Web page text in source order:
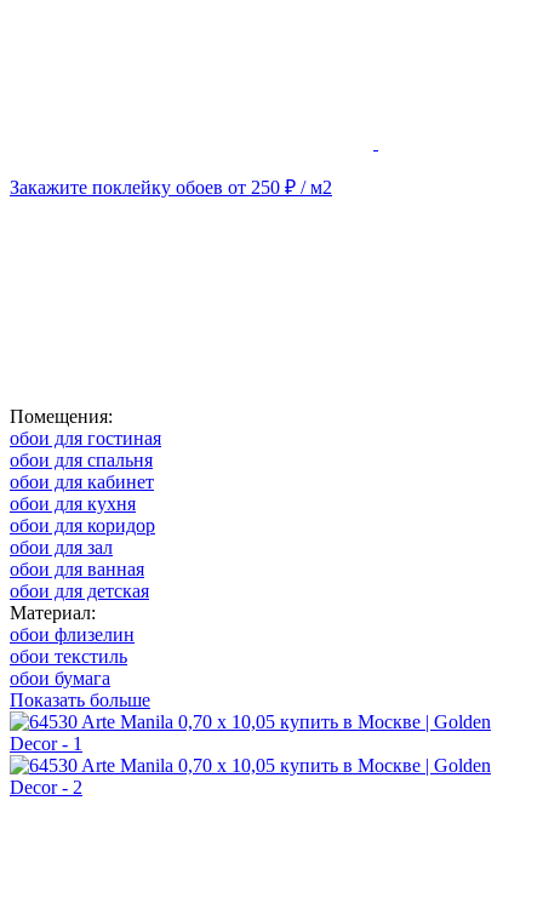
Закажите поклейку обоев от 250 ₽ / м2
Помещения:
обои для гостиная
обои для спальня
обои для кабинет
обои для кухня
обои для коридор
обои для зал
обои для ванная
обои для детская
Материал:
обои флизелин
обои текстиль
обои бумага
Показать больше